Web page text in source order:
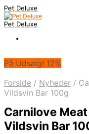
Pet Deluxe
Pet Deluxe
På Udsalg! 12%
Forside / Nyheder /
Vildsvin Bar 100g
Carnilove
Vildsvin Bar